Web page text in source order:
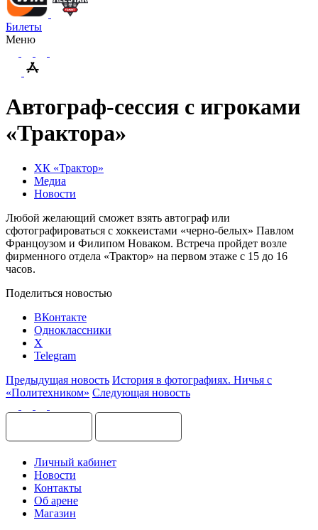
Билеты
Меню
Автограф-сессия с игроками
«Трактора»
ХК «Трактор»
Медиа
Новости
Любой желающий сможет взять автограф или
сфотографироваться с хоккеистами «черно-белых» Павлом
Францоузом и Филипом Новаком. Встреча пройдет возле
фирменного отдела «Трактор» на первом этаже с 15 до 16
часов.
Поделиться новостью
ВКонтакте
Одноклассники
X
Telegram
Предыдущая новость История в фотографиях. Ничья с
«Политехником» Следующая новость
Личный кабинет
Новости
Контакты
Об арене
Магазин